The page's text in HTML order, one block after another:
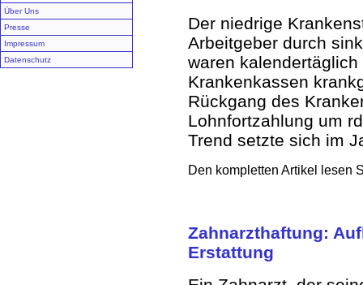
Über Uns
Presse
Impressum
Datenschutz
Der niedrige
Arbeitgeber durch
waren
Krankenkassen
Rückgang des
Lohnfortzahlung um
Trend setzte sich im
Den kompletten Artikel lesen
Zahnarzthaftung:
Erstattung